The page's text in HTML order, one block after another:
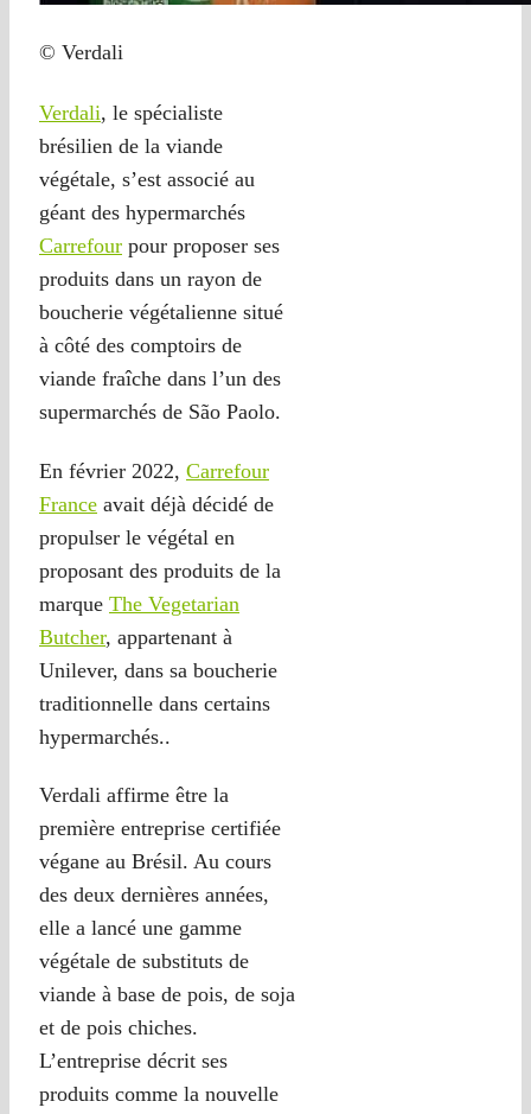
© Verdali
Verdali, le spécialiste
brésilien de la viande
végétale, s’est associé au
géant des hypermarchés
Carrefour pour proposer ses
produits dans un rayon de
boucherie végétalienne situé
à côté des comptoirs de
viande fraîche dans l’un des
supermarchés de São Paolo.
En février 2022, Carrefour
France avait déjà décidé de
propulser le végétal en
proposant des produits de la
marque The Vegetarian
Butcher, appartenant à
Unilever, dans sa boucherie
traditionnelle dans certains
hypermarchés..
Verdali affirme être la
première entreprise certifiée
végane au Brésil. Au cours
des deux dernières années,
elle a lancé une gamme
végétale de substituts de
viande à base de pois, de soja
et de pois chiches.
L’entreprise décrit ses
produits comme la nouvelle